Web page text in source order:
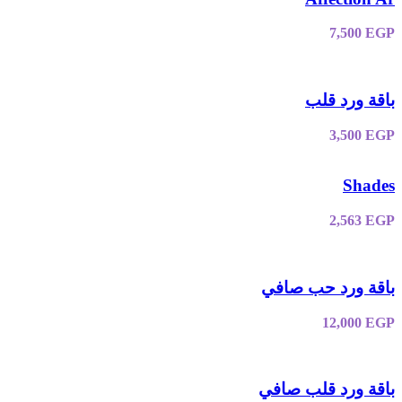
7,500 EGP
باقة ورد قلب
3,500 EGP
Shades
2,563 EGP
باقة ورد حب صافي
12,000 EGP
باقة ورد قلب صافي